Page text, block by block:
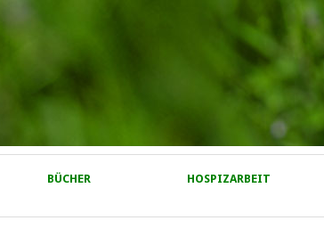
BÜCHER HOSPIZARBEIT